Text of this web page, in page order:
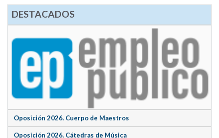
DESTACADOS
Oposición 2026. Cuerpo de Maestros
Oposición 2026. Cátedras de Música